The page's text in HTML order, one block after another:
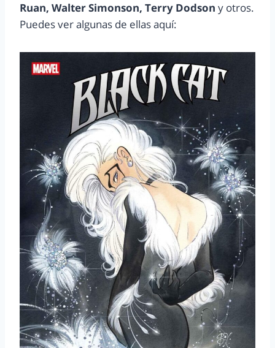
Ruan, Walter Simonson, Terry Dodson y otros.
Puedes ver algunas de ellas aquí: